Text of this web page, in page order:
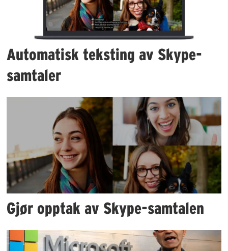
Automatisk teksting av Skype-
samtaler
Gjør opptak av Skype-samtalen